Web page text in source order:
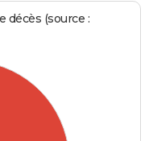
décès (source :